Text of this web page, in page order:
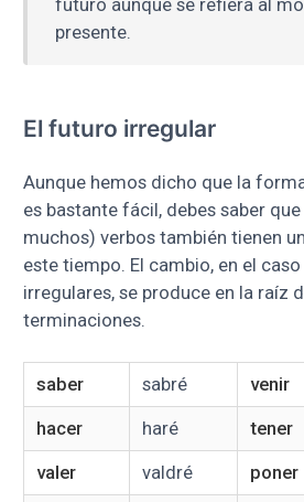
presente.
El futuro irregular
Aunque hemos dicho que la
es bastante fácil, debes saber
muchos) verbos también tienen
este tiempo. El cambio, en el
irregulares, se produce en la raíz
terminaciones.
saber sabré venir
hacer
haré tener
valer
valdré poner